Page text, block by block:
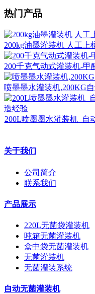
热门产品
200kg油墨灌装机 人工
200千克气动式灌装机-
喷墨墨水灌装机,200KG
200L喷墨墨水灌装机_自
关于我们
公司简介
联系我们
产品展示
220L无菌袋灌装机
吨箱无菌灌装机
盒中袋无菌灌装机
无菌灌装机
无菌灌装系统
自动无菌灌装机